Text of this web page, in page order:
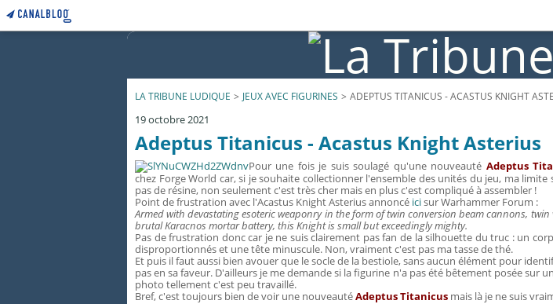
LA TRIBUNE LUDIQUE > JEUX AVEC FIGURINES > ADEPTUS TITANICUS - ACASTUS KNIGHT
19 octobre 2021
Adeptus Titanicus - Acastus Knight Asterius
Pour une fois je suis soulagé qu'une nouveauté Adeptus
chez Forge World car, si je souhaite collectionner l'ensemble des unités du jeu, ma limite
pas de résine, non seulement c'est très cher mais en plus c'est compliqué à assembler !
Point de frustration avec l'Acastus Knight Asteriusannoncé icisur Warhammer Forum :
Armed with devastating esoteric weaponry in the form of twin conversion beam cannons,
brutal Karacnos mortar battery, this Knight is small but exceedingly mighty.
Pas de frustration donc car je ne suis clairement pas fan de la silhouette du truc : un
disproportionnés et une tête minuscule. Non, vraiment c'est pas ma tasse de thé.
Et puis il faut aussi bien avouer que le socle de la bestiole, sans aucun élément pour
pas en sa faveur. D'ailleurs je me demande si la figurine n'a pas été bêtement posée sur
photo tellement c'est peu travaillé.
Bref, c'est toujours bien de voir une nouveautéAdeptus Titanicus mais là je ne suis